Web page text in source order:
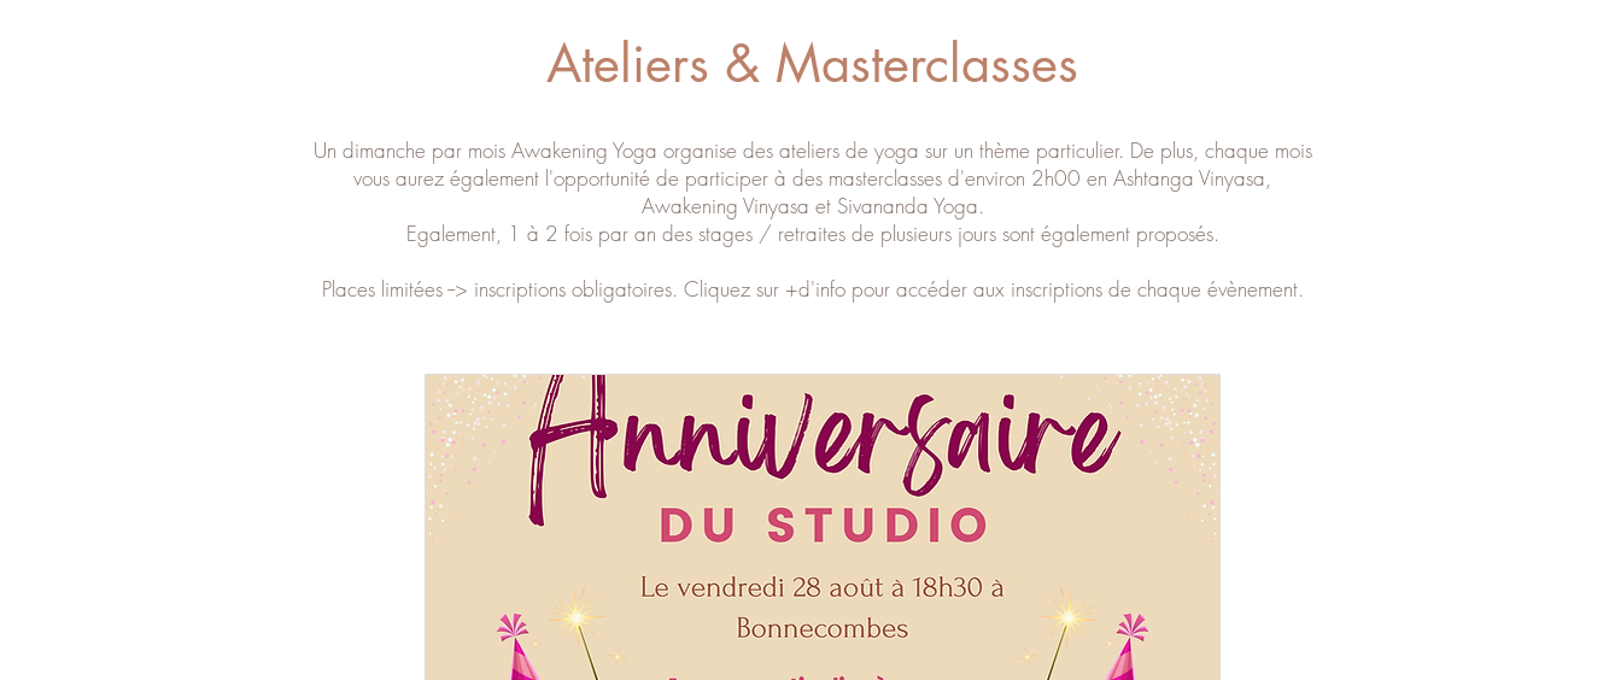
Ateliers & Masterclasses
Un dimanche par mois Awakening Yoga organise des ateliers de yoga sur un thème particulier. De plus, chaque mois
vous aurez également l'opportunité de participer à des masterclasses d'environ 2h00 en Ashtanga Vinyasa,
Awakening Vinyasa et Sivananda Yoga.
Egalement, 1 à 2 fois par an des stages / retraites de plusieurs jours sont également proposés.
Places limitées --> inscriptions obligatoires. Cliquez sur +d'info pour accéder aux inscriptions de chaque évènement.